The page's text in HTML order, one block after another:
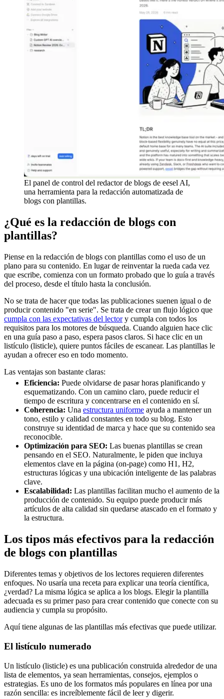
El panel de control del redactor de blogs de eesel AI,
una herramienta para la redacción automatizada de
blogs con plantillas.
¿Qué es la redacción de blogs con
plantillas?
Piense en la redacción de blogs con plantillas como el uso de un
plano para su contenido. En lugar de reinventar la rueda cada vez
que escribe, comienza con un formato probado que lo guía a través
del proceso, desde el título hasta la conclusión.
No se trata de hacer que todas las publicaciones suenen igual o de
producir contenido "en serie". Se trata de crear un flujo lógico que
cumpla con las expectativas del lectory cumpla con todos los
requisitos para los motores de búsqueda. Cuando alguien hace clic
en una guía paso a paso, espera pasos claros. Si hace clic en un
listículo (listicle), quiere puntos fáciles de escanear. Las plantillas le
ayudan a ofrecer eso en todo momento.
Las ventajas son bastante claras:
Eficiencia: Puede olvidarse de pasar horas planificando y
esquematizando. Con un camino claro, puede reducir el
tiempo de escritura y concentrarse en el contenido en sí.
Coherencia: Una estructura uniforme ayuda a mantener un
tono, estilo y calidad constantes en todo su blog. Esto
construye su identidad de marca y hace que su contenido sea
reconocible.
Optimización para SEO: Las buenas plantillas se crean
pensando en el SEO. Naturalmente, le piden que incluya
elementos clave en la página (on-page) como H1, H2,
estructuras lógicas y una ubicación inteligente de las palabras
clave.
Escalabilidad: Las plantillas facilitan mucho el aumento de la
producción de contenido. Su equipo puede producir más
artículos de alta calidad sin quedarse atascado en el formato y
la estructura.
Los tipos más efectivos para la redacción
de blogs con plantillas
Diferentes temas y objetivos de los lectores requieren diferentes
enfoques. No usaría una receta para explicar una teoría científica,
¿verdad? La misma lógica se aplica a los blogs. Elegir la plantilla
adecuada es su primer paso para crear contenido que conecte con su
audiencia y cumpla su propósito.
Aquí tiene algunas de las plantillas más efectivas que puede utilizar.
El listículo numerado
Un listículo (listicle) es una publicación construida alrededor de una
lista de elementos, ya sean herramientas, consejos, ejemplos o
estrategias. Es uno de los formatos más populares en línea por una
razón sencilla: es increíblemente fácil de leer y digerir.